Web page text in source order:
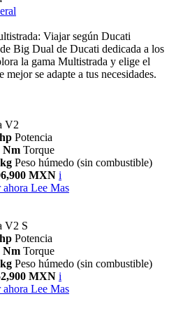
Viajar según Ducati
Big Dual de Ducati dedicada a los
la gama Multistrada y elige el
mejor se adapte a tus necesidades.
V2
Potencia
Nm Torque
Peso húmedo (sin combustible)
MXN i
Lee Mas
V2 S
Potencia
Nm Torque
Peso húmedo (sin combustible)
MXN i
Lee Mas